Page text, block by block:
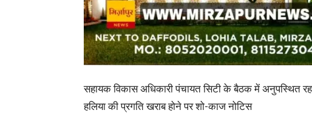
सहायक विकास अधिकारी पंचायत सिटी के बैठक में अनुपस्थित
हलिया की प्रगति खराब होने पर शो-काज नोटिस